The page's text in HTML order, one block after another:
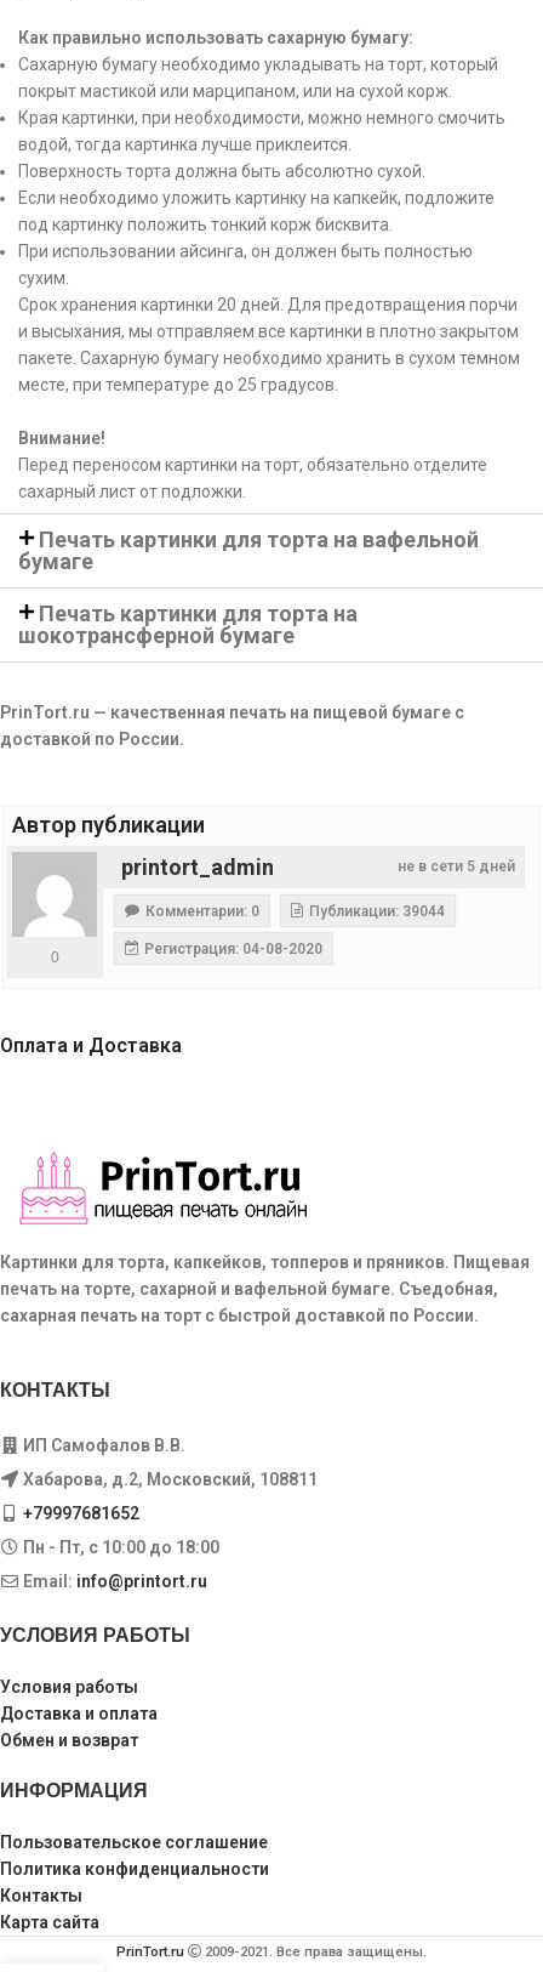
Как правильно использовать сахарную бумагу:
Сахарную бумагу необходимо укладывать на торт, который
покрыт мастикой или марципаном, или на сухой корж.
Края картинки, при необходимости, можно немного смочить
водой, тогда картинка лучше приклеится.
Поверхность торта должна быть абсолютно сухой.
Если необходимо уложить картинку на капкейк, подложите
под картинку положить тонкий корж бисквита.
При использовании айсинга, он должен быть полностью
сухим.
Срок хранения картинки 20 дней. Для предотвращения порчи
и высыхания, мы отправляем все картинки в плотно закрытом
пакете. Сахарную бумагу необходимо хранить в сухом темном
месте, при температуре до 25 градусов.
Внимание!
Перед переносом картинки на торт, обязательно отделите
сахарный лист от подложки.
Печать картинки для торта на вафельной
бумаге
Печать картинки для торта на
шокотрансферной бумаге
PrinTort.ru — качественная печать на пищевой бумаге с
доставкой по России.
Автор публикации
не в сети 5 дней
printort_admin
0
Комментарии: 0 Публикации: 39044
Регистрация: 04-08-2020
Оплата и Доставка
Картинки для торта, капкейков, топперов и пряников. Пищевая
печать на торте, сахарной и вафельной бумаге. Съедобная,
сахарная печать на торт с быстрой доставкой по России.
КОНТАКТЫ
ИП Самофалов В.В.
Хабарова, д.2, Московский, 108811
+79997681652
Пн - Пт, с 10:00 до 18:00
Email: info@printort.ru
УСЛОВИЯ РАБОТЫ
Условия работы
Доставка и оплата
Обмен и возврат
ИНФОРМАЦИЯ
Пользовательское соглашение
Политика конфиденциальности
Контакты
Карта сайта
PrinTort.ru 2009-2021. Все права защищены.